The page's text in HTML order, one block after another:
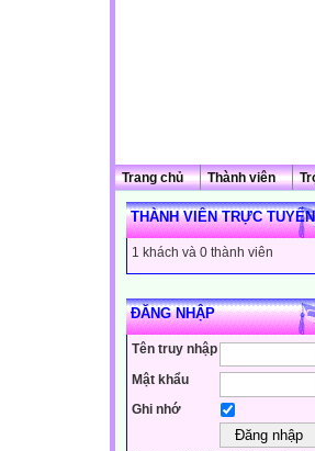
Trang chủ Thành viên
THÀNH VIÊN TRỰC TUYẾN
1 khách và 0 thành viên
ĐĂNG NHẬP
Tên truy nhập
Mật khẩu
Ghi nhớ